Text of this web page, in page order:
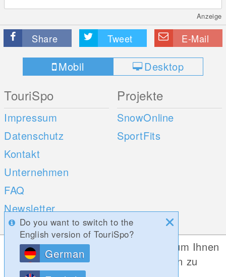
Anzeige
Share Tweet E-Mail
Mobil Desktop
TouriSpo
Impressum
Datenschutz
Kontakt
Unternehmen
FAQ
Newsletter
Umfragen
Projekte
SnowOnline
SportFits
Mobile Apps Social Web
Do you want to switch to the
English version of TouriSpo?
German
Diese Website verwendet Cookies, um Ihnen
die bestmögliche Funktionalität bieten zu